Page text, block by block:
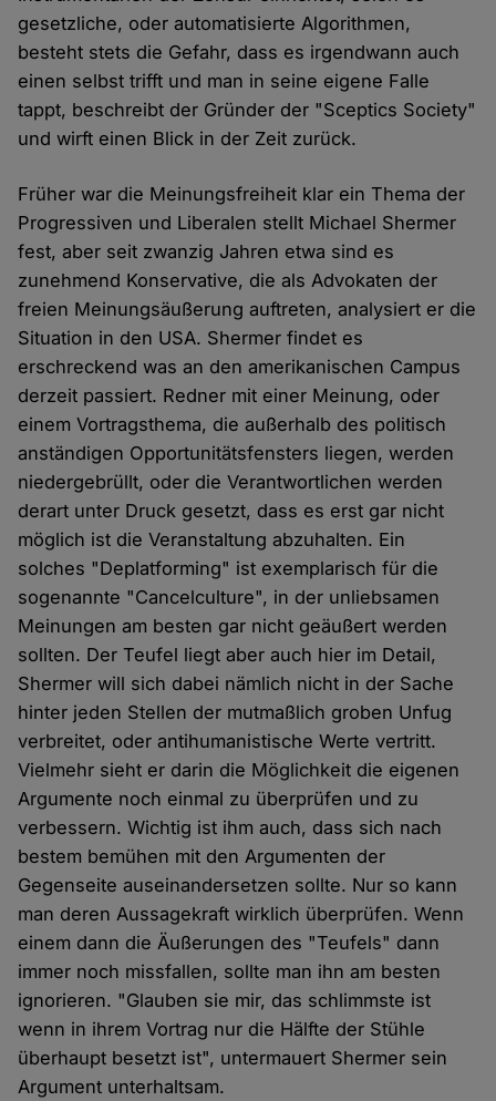
gesetzliche, oder automatisierte Algorithmen,
besteht stets die Gefahr, dass es irgendwann auch
einen selbst trifft und man in seine eigene Falle
tappt, beschreibt der Gründer der "Sceptics Society"
und wirft einen Blick in der Zeit zurück.
Früher war die Meinungsfreiheit klar ein Thema der
Progressiven und Liberalen stellt Michael Shermer
fest, aber seit zwanzig Jahren etwa sind es
zunehmend Konservative, die als Advokaten der
freien Meinungsäußerung auftreten, analysiert er die
Situation in den USA. Shermer findet es
erschreckend was an den amerikanischen Campus
derzeit passiert. Redner mit einer Meinung, oder
einem Vortragsthema, die außerhalb des politisch
anständigen Opportunitätsfensters liegen, werden
niedergebrüllt, oder die Verantwortlichen werden
derart unter Druck gesetzt, dass es erst gar nicht
möglich ist die Veranstaltung abzuhalten. Ein
solches "Deplatforming" ist exemplarisch für die
sogenannte "Cancelculture", in der unliebsamen
Meinungen am besten gar nicht geäußert werden
sollten. Der Teufel liegt aber auch hier im Detail,
Shermer will sich dabei nämlich nicht in der Sache
hinter jeden Stellen der mutmaßlich groben Unfug
verbreitet, oder antihumanistische Werte vertritt.
Vielmehr sieht er darin die Möglichkeit die eigenen
Argumente noch einmal zu überprüfen und zu
verbessern. Wichtig ist ihm auch, dass sich nach
bestem bemühen mit den Argumenten der
Gegenseite auseinandersetzen sollte. Nur so kann
man deren Aussagekraft wirklich überprüfen. Wenn
einem dann die Äußerungen des "Teufels" dann
immer noch missfallen, sollte man ihn am besten
ignorieren. "Glauben sie mir, das schlimmste ist
wenn in ihrem Vortrag nur die Hälfte der Stühle
überhaupt besetzt ist", untermauert Shermer sein
Argument unterhaltsam.